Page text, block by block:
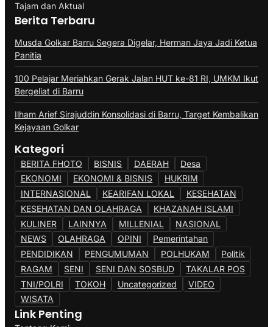
Tajam dan Aktual
Berita Terbaru
Musda Golkar Barru Segera Digelar, Herman Jaya Jadi Ketua
Panitia
100 Pelajar Meriahkan Gerak Jalan HUT ke-81 RI, UMKM Ikut
Bergeliat di Barru
Ilham Arief Sirajuddin Konsolidasi di Barru, Target Kembalikan
Kejayaan Golkar
Kategori
BERITA FHOTO BISNIS DAERAH
Desa
EKONOMI
EKONOMI & BISNIS
HUKRIM
INTERNASIONAL
KEARIFAN LOKAL
KESEHATAN
KESEHATAN DAN OLAHRAGA
KHAZANAH ISLAMI
KULINER
LAINNYA MILLENIAL
NASIONAL
NEWS
OLAHRAGA OPINI
Pemerintahan
PENDIDIKAN
PENGUMUMAN POLHUKAM
Politik
RAGAM
SENI SENI DAN SOSBUD
TAKALAR POS
TNI/POLRI
TOKOH Uncategorized
VIDEO
WISATA
Link Penting